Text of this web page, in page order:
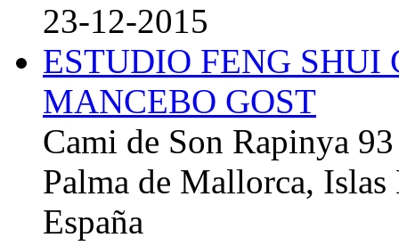
23-12-2015
ESTUDIO FENG
MANCEBO GOST
Cami de Son Rapinya 93
Palma de Mallorca, Islas
España